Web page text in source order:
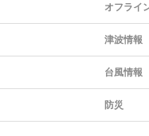
オフライ
津波情報
台風情報
防災